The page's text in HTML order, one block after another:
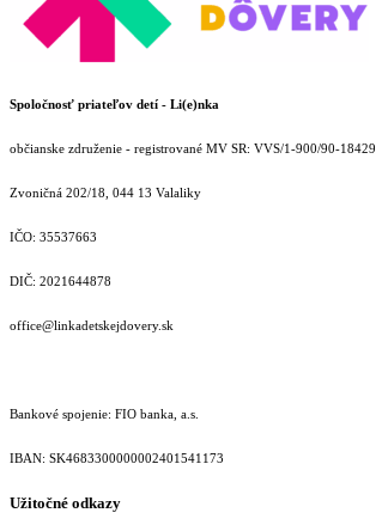
Spoločnosť priateľov detí - Li(e)nka
občianske združenie - registrované MV SR: VVS/1-900/90-18429
Zvoničná 202/18, 044 13 Valaliky
IČO: 35537663
DIČ: 2021644878
office@linkadetskejdovery.sk
Bankové spojenie: FIO banka, a.s.
IBAN: SK46833000000­02401541173
Užitočné odkazy